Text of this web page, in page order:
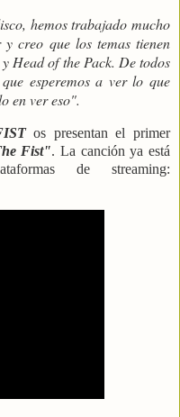
hemos trabajado mucho
creo que los temas tienen
Head of the Pack. De todos
esperemos a ver lo que
en ver eso".
os presentan el primer
Fist". La canción ya está
de streaming: